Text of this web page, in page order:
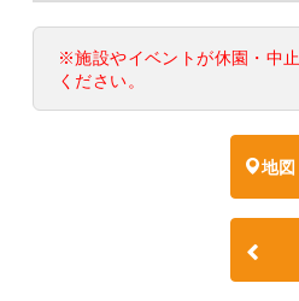
※施設やイベントが休園・中
ください。
地